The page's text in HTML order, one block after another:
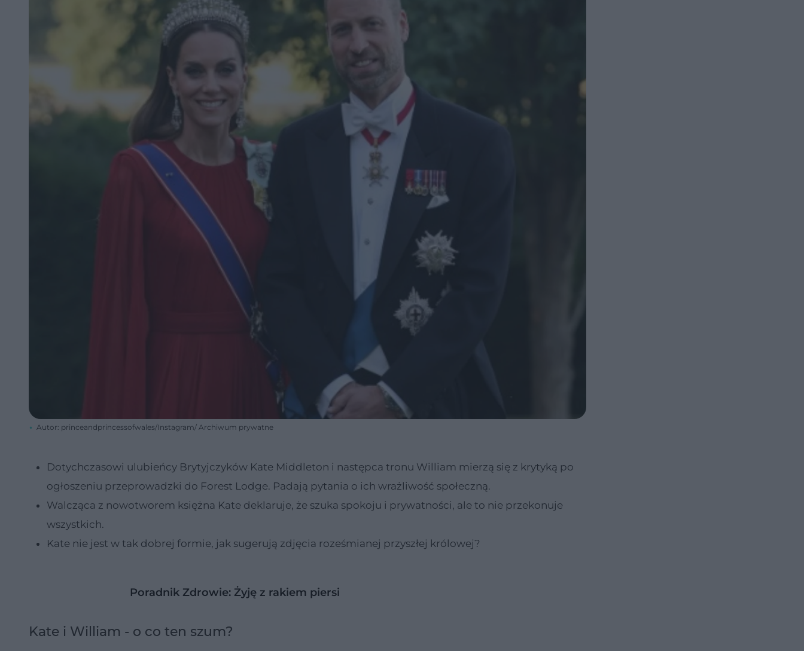
Autor: princeandprincessofwales/Instagram/ Archiwum prywatne
Dotychczasowi ulubieńcy Brytyjczyków Kate Middleton i następca tronu William mierzą się z krytyką po
ogłoszeniu przeprowadzki do Forest Lodge. Padają pytania o ich wrażliwość społeczną.
Walcząca z nowotworem księżna Kate deklaruje, że szuka spokoju i prywatności, ale to nie przekonuje
wszystkich.
Kate nie jest w tak dobrej formie, jak sugerują zdjęcia roześmianej przyszłej królowej?
Poradnik Zdrowie: Żyję z rakiem piersi
Kate i William - o co ten szum?